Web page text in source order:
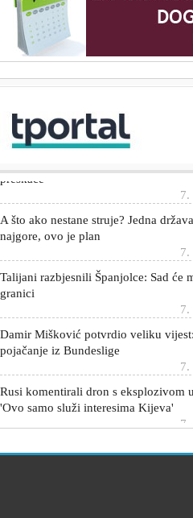
Jennifer Aniston fantastično izgleda i
Njezina trenerica otkrila koju vježbu
preskače
7.
A što ako nestane struje? Jedna
7.
Talijani razbjesnili Španjolce: Sad će
7.
Damir Mišković potvrdio veliku
7.
Rusi komentirali dron s eksplozivom
7.
Meri u vestern stilu: Influencerica i
7.